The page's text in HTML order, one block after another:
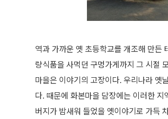
역과 가까운 옛 초등학교를 개조해 만든
량식품을 사먹던 구멍가게까지 그 시절
마을은 이야기의 고장이다. 우리나라 옛
다. 때문에 화본마을 담장에는 이러한
버지가 밤새워 들었을 옛이야기로 가득